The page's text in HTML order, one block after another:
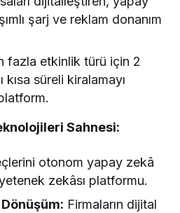
şarj ve reklam donanım
fazla etkinlik türü için 2
süreli kiralamayı
Sahnesi:
otonom yapay zekâ
zekâsı platformu.
Firmaların dijital